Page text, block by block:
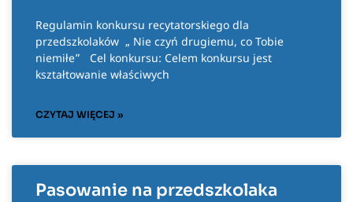
Regulamin konkursu recytatorskiego dla
przedszkolaków „ Nie czyń drugiemu, co Tobie
niemiłe” Cel konkursu: Celem konkursu jest
kształtowanie właściwych
CZYTAJ WIĘCEJ »
Pasowanie na przedszkolaka